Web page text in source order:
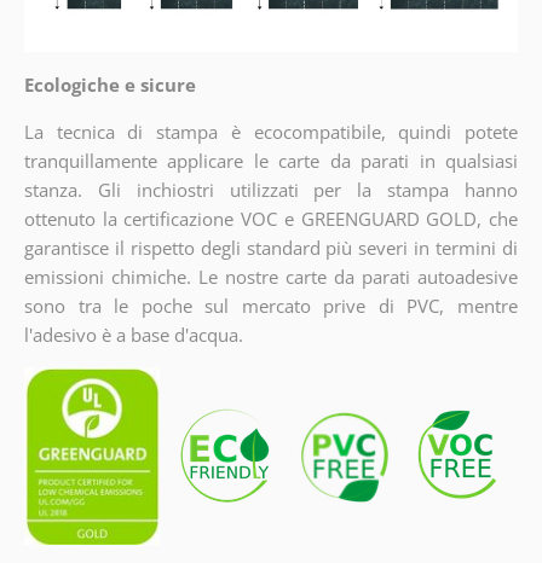
Ecologiche e sicure
La tecnica di stampa è ecocompatibile, quindi potete
tranquillamente applicare le carte da parati in qualsiasi
stanza. Gli inchiostri utilizzati per la stampa hanno
ottenuto la certificazione VOC e GREENGUARD GOLD, che
garantisce il rispetto degli standard più severi in termini di
emissioni chimiche. Le nostre carte da parati autoadesive
sono tra le poche sul mercato prive di PVC, mentre
l'adesivo è a base d'acqua.